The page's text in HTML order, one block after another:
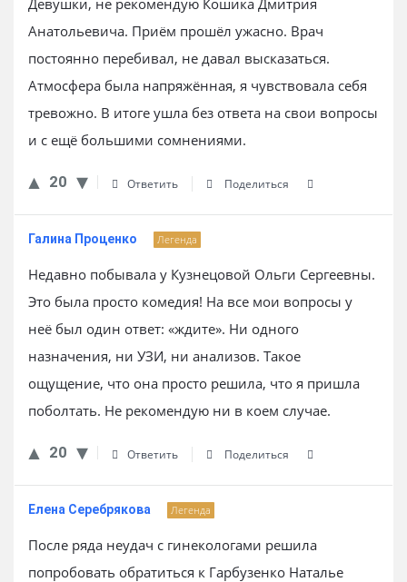
Девушки, не рекомендую Кошика Дмитрия
Анатольевича. Приём прошёл ужасно. Врач
постоянно перебивал, не давал высказаться.
Атмосфера была напряжённая, я чувствовала себя
тревожно. В итоге ушла без ответа на свои вопросы
и с ещё большими сомнениями.
20 Ответить Поделиться
Галина Проценко Легенда
Недавно побывала у Кузнецовой Ольги Сергеевны.
Это была просто комедия! На все мои вопросы у
неё был один ответ: «ждите». Ни одного
назначения, ни УЗИ, ни анализов. Такое
ощущение, что она просто решила, что я пришла
поболтать. Не рекомендую ни в коем случае.
20 Ответить Поделиться
Елена Серебрякова Легенда
После ряда неудач с гинекологами решила
попробовать обратиться к Гарбузенко Наталье